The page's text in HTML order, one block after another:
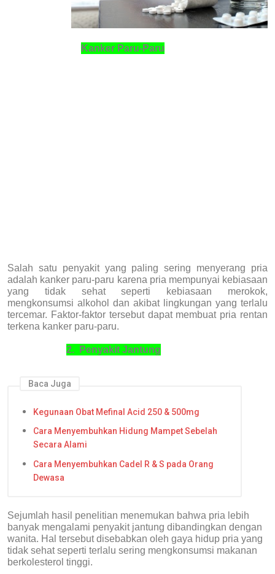
Kanker Paru-Paru
Salah satu penyakit yang paling sering menyerang pria
adalah kanker paru-paru karena pria mempunyai kebiasaan
yang tidak sehat seperti kebiasaan merokok,
mengkonsumsi alkohol dan akibat lingkungan yang terlalu
tercemar. Faktor-faktor tersebut dapat membuat pria rentan
terkena kanker paru-paru.
2. Penyakit Jantung
Baca Juga
Kegunaan Obat Mefinal Acid 250 & 500mg
Cara Menyembuhkan Hidung Mampet Sebelah
Secara Alami
Cara Menyembuhkan Cadel R & S pada Orang
Dewasa
Sejumlah hasil penelitian menemukan bahwa pria lebih
banyak mengalami penyakit jantung dibandingkan dengan
wanita. Hal tersebut disebabkan oleh gaya hidup pria yang
tidak sehat seperti terlalu sering mengkonsumsi makanan
berkolesterol tinggi.